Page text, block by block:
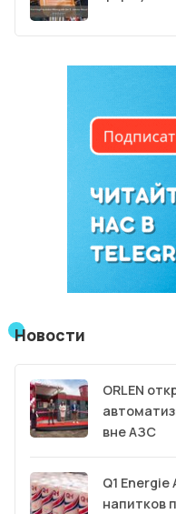
Новости
ORLEN
вне АЗС
Q1 Energie
напитков